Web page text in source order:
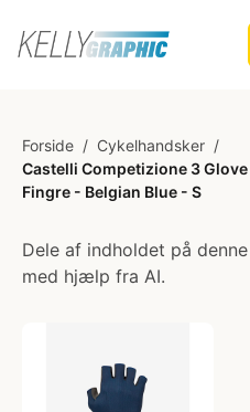
Forside / Cykelhandsker /
Castelli Competizione 3
Fingre - Belgian Blue - S
Dele af indholdet på
med hjælp fra AI.